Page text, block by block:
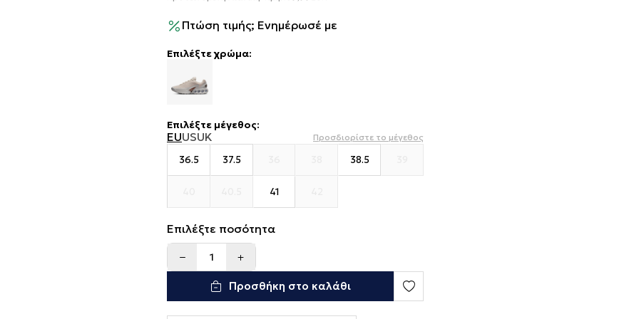
Πτώση τιμής; Ενημέρωσέ με
Επιλέξτε χρώμα:
Επιλέξτε μέγεθος:
EUUSUK Προσδιορίστε το μέγεθος
36.5 37.5 38.5
41
Επιλέξτε ποσότητα
Προσθήκη στο καλάθι